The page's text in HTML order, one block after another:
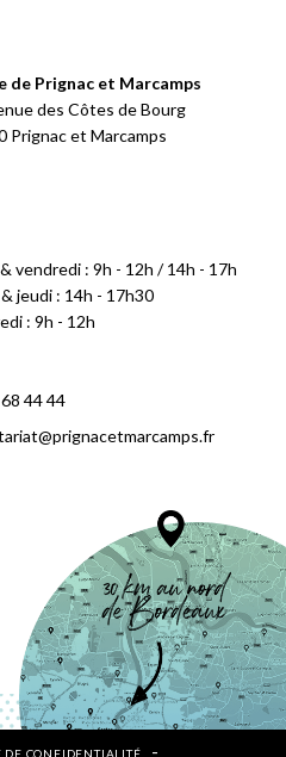
de Prignac et Marcamps
des Côtes de Bourg
Prignac et Marcamps
vendredi : 9h - 12h / 14h - 17h
jeudi : 14h - 17h30
: 9h - 12h
44 44
DE CONFIDENTIALITÉ